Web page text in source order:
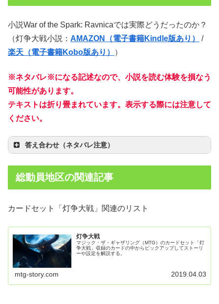
小説War of the Spark: Ravnicaでは実際どうだったのか？
（灯争大戦小説： AMAZON（電子書籍Kindle版あり）
/
楽天（電子書籍Kobo版あり）
）
※ネタバレ※になる記述なので、小説を読む体験を損なう
可能性があります。
テキストは折り畳まれています。表示する際には注意して
ください。
答え合わせ（ネタバレ注意）
総動員地区の関連記事
カードセット「灯争大戦」関連のリスト
灯争大戦
マジック・ザ・ギャザリング（MTG）のカードセット「灯
争大戦」収録のカードの中からピックアップしてストーリ
ーや設定を解説する。
mtg-story.com 2019.04.03